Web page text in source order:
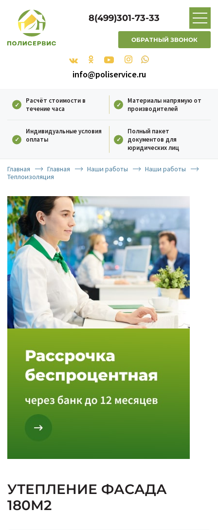
8(499)301-73-33
ОБРАТНЫЙ ЗВОНОК
info@poliservice.ru
Расчёт стоимости в
течение часа
Материалы напрямую от
производителей
Индивидуальные условия
оплаты
Полный пакет
документов для
юридических лиц
Главная Главная Наши работы
Наши работы
Теплоизоляция
УТЕПЛЕНИЕ ФАСАДА
180М2